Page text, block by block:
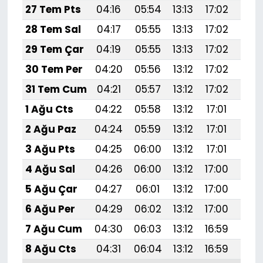
27 Tem Pts
04:16 05:54 13:13 17:02
28 Tem Sal
04:17 05:55 13:13 17:02
29 Tem Çar
04:19 05:55 13:13 17:02
30 Tem Per
04:20 05:56 13:12 17:02
31 Tem Cum
04:21 05:57 13:12 17:02
1 Ağu Cts
04:22 05:58 13:12 17:01
2 Ağu Paz
04:24 05:59 13:12 17:01
3 Ağu Pts
04:25 06:00 13:12 17:01
4 Ağu Sal
04:26 06:00 13:12 17:00
5 Ağu Çar
04:27 06:01 13:12 17:00
6 Ağu Per
04:29 06:02 13:12 17:00
7 Ağu Cum
04:30 06:03 13:12 16:59
8 Ağu Cts
04:31 06:04 13:12 16:59